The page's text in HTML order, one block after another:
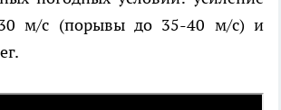
м/с (порывы до 35-40 м/с) и